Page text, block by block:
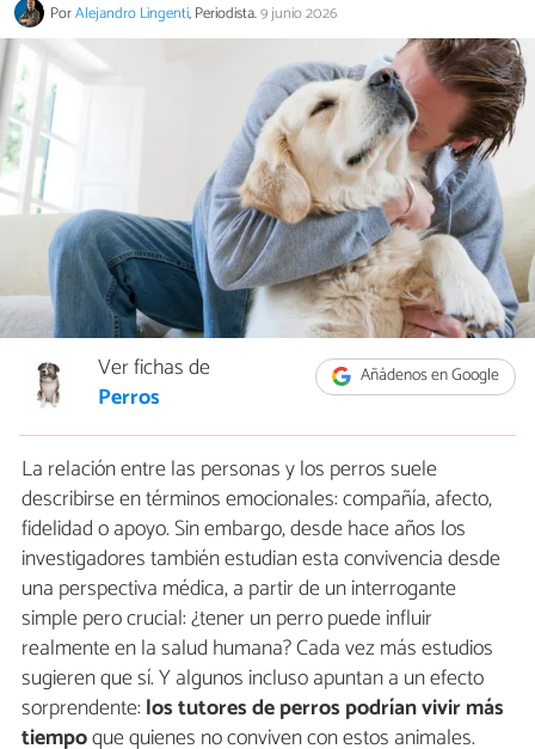
PorAlejandro Lingenti, Periodista.9 junio 2026
Añádenos en Google
Ver fichas de
Perros
La relación entre las personas y los perros suele
describirse en términos emocionales: compañía, afecto,
fidelidad o apoyo. Sin embargo, desde hace años los
investigadores también estudian esta convivencia desde
una perspectiva médica, a partir de un interrogante
simple pero crucial: ¿tener un perro puede influir
realmente en la salud humana? Cada vez más estudios
sugieren que sí. Y algunos incluso apuntan a un efecto
sorprendente:los tutores de perros podrían vivir más
tiempoque quienes no conviven con estos animales.